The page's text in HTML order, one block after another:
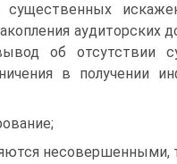
аудиторских
об отсутствии
в получении
несовершенными,